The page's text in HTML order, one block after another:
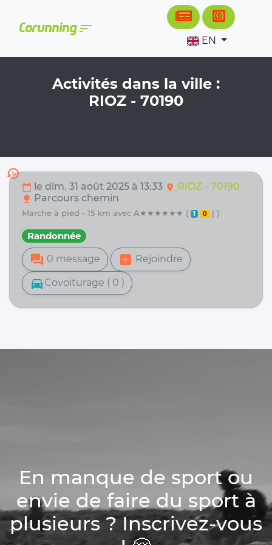
Corunningsort
EN
Activités dans la ville :
RIOZ - 70190
history
calendar_today le dim. 31 août 2025 à 13:33 location_on RIOZ - 70190
nature Parcours chemin
marche à pied - 15 km avec A★★★★★★ ( 1 0 | )
Randonnée
forum 0 message add_box Rejoindre
directions_car Covoiturage ( 0 )
En manque de sport ou
envie de faire du sport à
plusieurs ? Inscrivez-vous